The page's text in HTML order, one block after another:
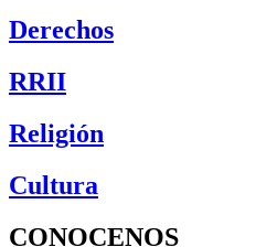
Derechos
RRII
Religión
Cultura
CONOCENOS